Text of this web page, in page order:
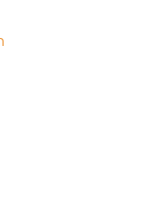
tijden.